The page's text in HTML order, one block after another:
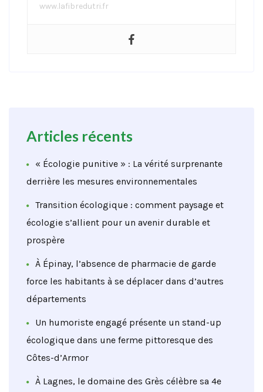
www.lafibredutri.fr
Articles récents
« Écologie punitive » : La vérité surprenante
derrière les mesures environnementales
Transition écologique : comment paysage et
écologie s’allient pour un avenir durable et
prospère
À Épinay, l’absence de pharmacie de garde
force les habitants à se déplacer dans d’autres
départements
Un humoriste engagé présente un stand-up
écologique dans une ferme pittoresque des
Côtes-d’Armor
À Lagnes, le domaine des Grès célèbre sa 4e